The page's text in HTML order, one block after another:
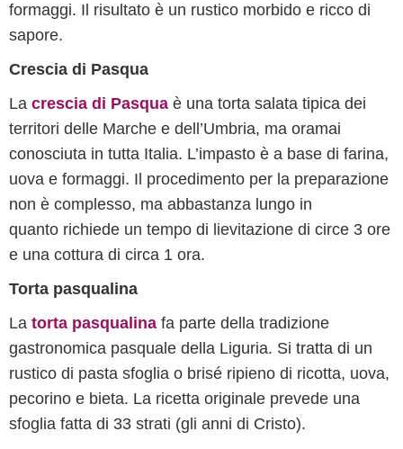
formaggi. Il risultato è un rustico morbido e ricco di
sapore.
Crescia di Pasqua
La crescia di Pasqua è una torta salata tipica dei
territori delle Marche e dell’Umbria, ma oramai
conosciuta in tutta Italia. L’impasto è a base di farina,
uova e formaggi. Il procedimento per la preparazione
non è complesso, ma abbastanza lungo in
quanto richiede un tempo di lievitazione di circe 3 ore
e una cottura di circa 1 ora.
Torta pasqualina
La torta pasqualina fa parte della tradizione
gastronomica pasquale della Liguria. Si tratta di un
rustico di pasta sfoglia o brisé ripieno di ricotta, uova,
pecorino e bieta. La ricetta originale prevede una
sfoglia fatta di 33 strati (gli anni di Cristo).